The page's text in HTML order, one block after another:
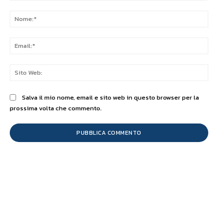
Salva il mio nome, email e sito web in questo browser per la
prossima volta che commento.